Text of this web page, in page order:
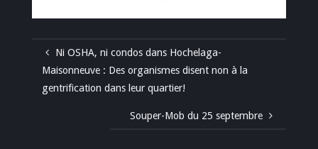
Ni OSHA, ni condos dans Hochelaga-
Maisonneuve : Des organismes disent non à la
gentrification dans leur quartier!
Souper-Mob du 25 septembre